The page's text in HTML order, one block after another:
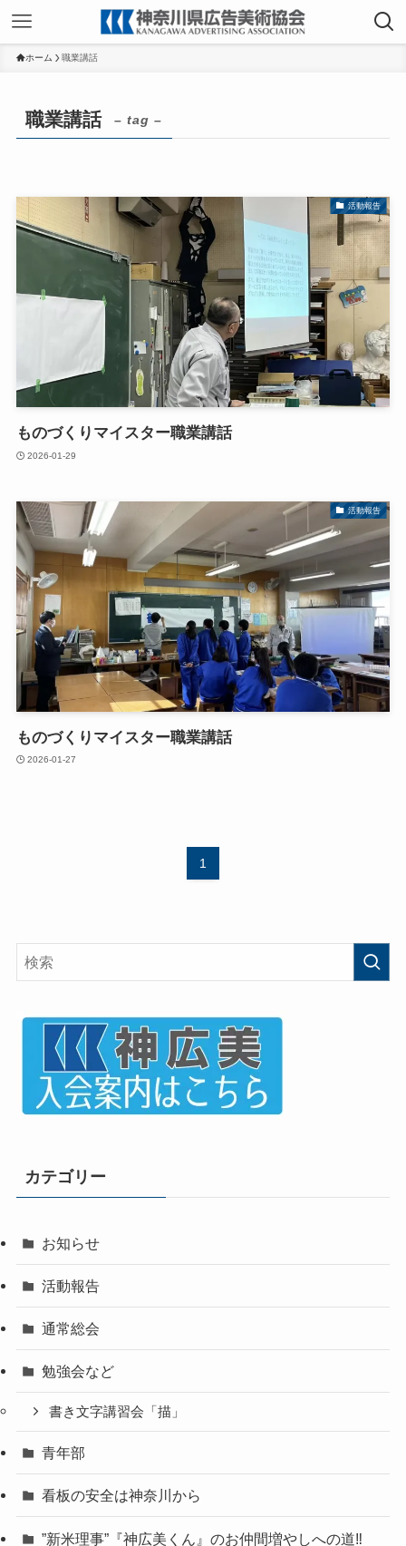
ホーム 職業講話
職業講話 – tag –
活動報告
ものづくりマイスター職業講話
2026-01-29
活動報告
ものづくりマイスター職業講話
2026-01-27
1
カテゴリー
お知らせ
活動報告
通常総会
勉強会など
書き文字講習会「描」
青年部
看板の安全は神奈川から
”新米理事”『神広美くん』のお仲間増やしへの道‼